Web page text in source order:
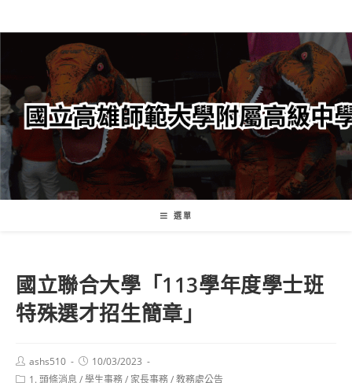
轉
要
內
容
選單
國立聯合大學「113學年度學士班
特殊選才招生簡章」
Post
author:
ashs510
Post
published:
10/03/2023
Post1. 頭條消息 /學生事務/ 家長事務/教務處公告